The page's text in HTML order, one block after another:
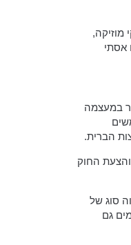
מפיקי מוזיקה,
אסתי
במעצמה
הברית.
והצעת החוק
סוג של
גם